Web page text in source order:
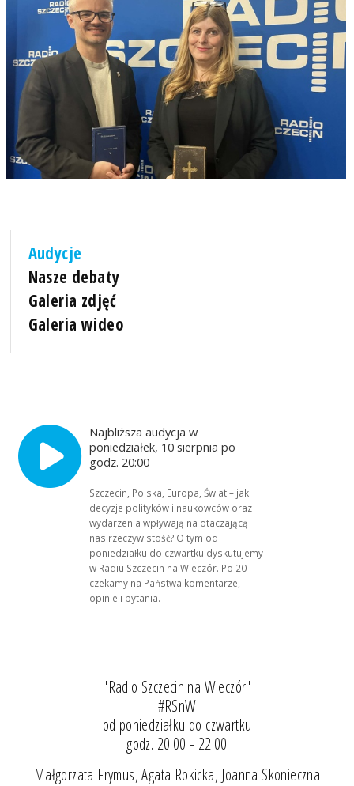
Audycje
Nasze debaty
Galeria zdjęć
Galeria wideo
Najbliższa audycja w
poniedziałek, 10 sierpnia po
godz. 20:00
Szczecin, Polska, Europa, Świat – jak
decyzje polityków i naukowców oraz
wydarzenia wpływają na otaczającą
nas rzeczywistość? O tym od
poniedziałku do czwartku dyskutujemy
w Radiu Szczecin na Wieczór. Po 20
czekamy na Państwa komentarze,
opinie i pytania.
"Radio Szczecin na Wieczór"
#RSnW
od poniedziałku do czwartku
godz. 20.00 - 22.00
Małgorzata Frymus, Agata Rokicka, Joanna Skonieczna